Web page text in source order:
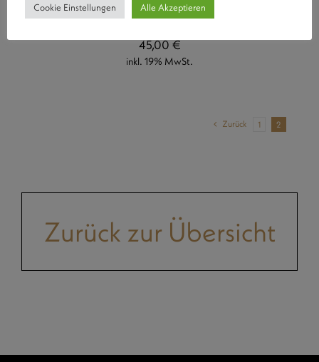
WILD COLLAGEN
45,00€
inkl. 19% MwSt.
Zurück 1 2
Zurück zur Übersicht
Cookie Einstellungen Alle Akzeptieren